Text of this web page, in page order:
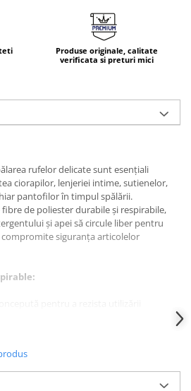
Produse originale, calitate
verificata si preturi mici
rufelor delicate sunt esențiali
ciorapilor, lenjeriei intime, sutienelor,
pantofilor în timpul spălării.
de poliester durabile și respirabile,
și apei să circule liber pentru
siguranța articolelor
timp o circulație eficientă a apei și
o spălare eficientă, protejând